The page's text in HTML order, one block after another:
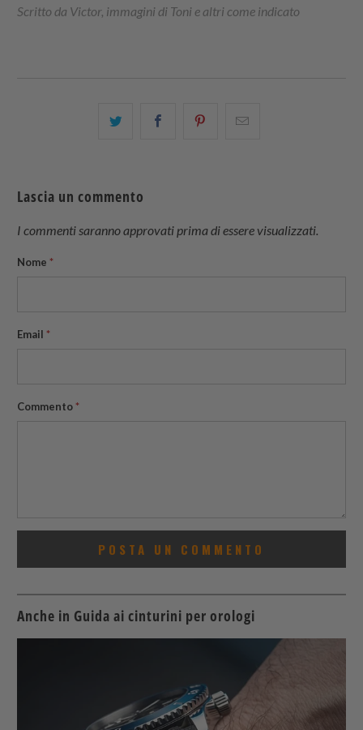
Scritto da Victor, immagini di Toni e altri come indicato
Condividi Share
Condividi
Lascia un commento
I commenti saranno approvati prima di essere visualizzati.
Nome *
Email *
Commento *
Anche in Guida ai cinturini per orologi